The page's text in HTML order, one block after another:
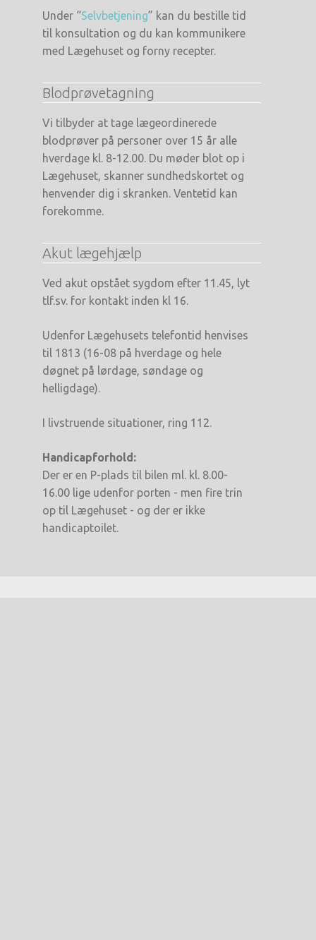
Under “Selvbetjening” kan du bestille tid
til konsultation og du kan kommunikere
med Lægehuset og forny recepter.
Blodprøvetagning
Vi tilbyder at tage lægeordinerede
blodprøver på personer over 15 år alle
hverdage kl. 8-12.00. Du møder blot op i
Lægehuset, skanner sundhedskortet og
henvender dig i skranken. Ventetid kan
forekomme.
Akut lægehjælp
Ved akut opstået sygdom efter 11.45, lyt
tlf.sv. for kontakt inden kl 16.
Udenfor Lægehusets telefontid henvises
til 1813 (16-08 på hverdage og hele
døgnet på lørdage, søndage og
helligdage).
I livstruende situationer, ring 112.
Handicapforhold:
Der er en P-plads til bilen ml. kl. 8.00-
16.00 lige udenfor porten - men fire trin
op til Lægehuset - og der er ikke
handicaptoilet.